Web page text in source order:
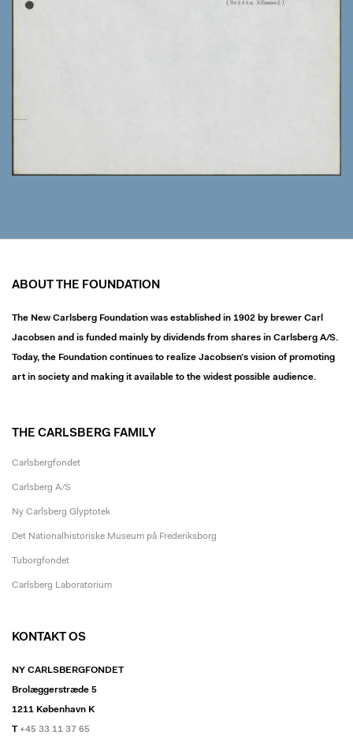
ABOUT THE FOUNDATION
The New Carlsberg Foundation was established in 1902 by brewer Carl
Jacobsen and is funded mainly by dividends from shares in Carlsberg A/S.
Today, the Foundation continues to realize Jacobsen’s vision of promoting
art in society and making it available to the widest possible audience.
THE CARLSBERG FAMILY
Carlsbergfondet
Carlsberg A/S
Ny Carlsberg Glyptotek
Det Nationalhistoriske Museum på Frederiksborg
Tuborgfondet
Carlsberg Laboratorium
KONTAKT OS
NY CARLSBERGFONDET
Brolæggerstræde 5
1211 København K
T+45 33 11 37 65